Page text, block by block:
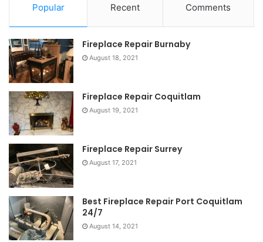
Popular Recent Comments
Fireplace Repair Burnaby
August 18, 2021
Fireplace Repair Coquitlam
August 19, 2021
Fireplace Repair Surrey
August 17, 2021
Best Fireplace Repair Port Coquitlam
24/7
August 14, 2021